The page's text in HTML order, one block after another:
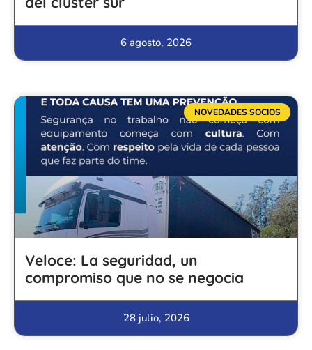
6 agosto, 2026
NOVEDADES SOCIOS
Veloce: La seguridad, un
compromiso que no se negocia
28 julio, 2026